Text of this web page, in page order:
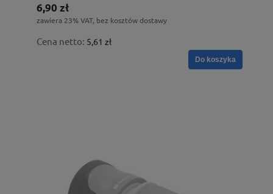
6,90 zł
zawiera 23% VAT, bez kosztów dostawy
Cena netto: 5,61 zł
Do koszyka